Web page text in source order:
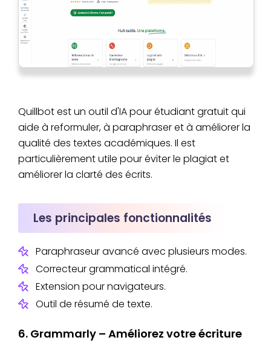
Quillbot est un outil d'IA pour étudiant gratuit qui
aide à reformuler, à paraphraser et à améliorer la
qualité des textes académiques. Il est
particulièrement utile pour éviter le plagiat et
améliorer la clarté des écrits.
Les principales fonctionnalités
Paraphraseur avancé avec plusieurs modes.
Correcteur grammatical intégré.
Extension pour navigateurs.
Outil de résumé de texte.
6. Grammarly – Améliorez votre écriture